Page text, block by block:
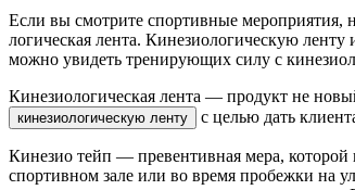
Если вы смотрите спортивные мероприятия,
логическая лента. Кинезио­логическую
можно увидеть тренирующих силу с
Кинезио­логическая лента — продукт не
с целью дать
Кинезио­ тейп — превентивная мера, которой
спортивном зале или во время пробежки на